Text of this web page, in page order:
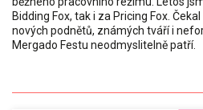
Bidding Fox, tak i za Pricing Fox.
nových podnětů, známých tváří i
Mergado Festu neodmyslitelně patří.